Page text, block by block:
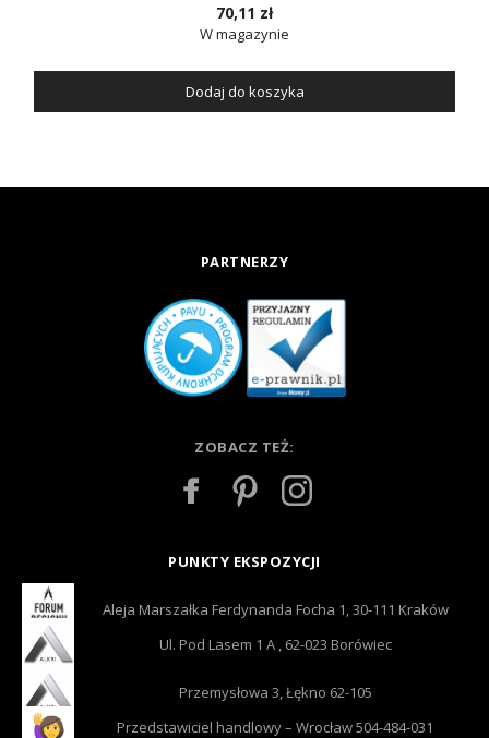
70,11 zł
W magazynie
Dodaj do koszyka
PARTNERZY
ZOBACZ TEŻ:
PUNKTY EKSPOZYCJI
Aleja Marszałka Ferdynanda Focha 1, 30-111 Kraków
Ul. Pod Lasem 1 A , 62-023 Borówiec
Przemysłowa 3, Łękno 62-105
Przedstawiciel handlowy – Wrocław 504-484-031